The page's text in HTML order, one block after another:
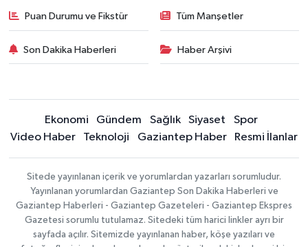
Puan Durumu ve Fikstür Tüm Manşetler
Son Dakika Haberleri Haber Arşivi
Ekonomi Gündem Sağlık Siyaset
Spor
Video Haber
Teknoloji Gaziantep Haber Resmi İlanlar
Sitede yayınlanan içerik ve yorumlardan yazarları sorumludur.
Yayınlanan yorumlardan Gaziantep Son Dakika Haberleri ve
Gaziantep Haberleri - Gaziantep Gazeteleri - Gaziantep Ekspres
Gazetesi sorumlu tutulamaz. Sitedeki tüm harici linkler ayrı bir
sayfada açılır. Sitemizde yayınlanan haber, köşe yazıları ve